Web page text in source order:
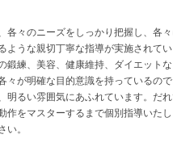
各々のニーズをしっかり把握し、各
ような親切丁寧な指導が実施されてい
鍛練、美容、健康維持、ダイエット
々が明確な目的意識を持っているの
明るい雰囲気にあふれています。だ
作をマスターするまで個別指導いた
。